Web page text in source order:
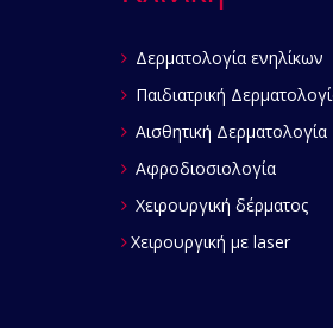
Δερματολογία ενηλίκων
Παιδιατρική
Αισθητική Δερματολογία
Αφροδιοσιολογία
Χειρουργική δέρματος
Χειρουργική με laser